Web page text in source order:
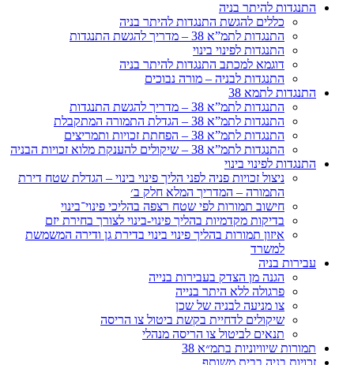
התנגדות להיתר בניה
כללים להגשת התנגדות להיתר בניה
התנגדות לתמ”א 38 – מדריך להגשת התנגדות
התנגדות לפינוי בינוי
דוגמא למכתב התנגדות להיתר בניה
התנגדות לבניה – מורה נבוכים
התנגדות לתמא 38
התנגדות לתמ”א 38 – מדריך להגשת התנגדות
התנגדות לתמ”א 38 – הגדלת התמורה המתקבלת
התנגדות לתמ”א 38 – הפחתת זכויות ותמריצים
התנגדות לתמ”א 38 – שיקולים להענקת מלוא זכויות הבניה
התנגדות לפינוי בינוי
ניצול זכויות פניה לפני הליך פינוי בינוי – הגדלת שטח דירת
התמורה – המדריך המלא חלק ב׳
חישוב תמורות לפי שטח רצפה בהליכי פינוי־בינוי
בדיקות מקדמיות בהליך פינוי-בינוי לצורך בחירת יזם
איזון תמורות בהליך פינוי בינוי בדירת גן ודירה המשמשת
למשרד
עבירות בניה
הגנה מן הצדק בעבירות בנייה
פרגולה ללא היתר בנייה
צו מניעה לבניה של שכן
שיקולים לדחיית בקשת ביטול צו הריסה
תנאים לביטול צו הריסה מנהלי
תמורות שיוויוניות בתמ״א 38
זכויות בניה בבית משותף